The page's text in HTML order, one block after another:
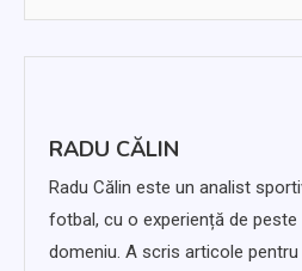
RADU CĂLIN
Radu Călin este un analist
fotbal, cu o experiență de peste
domeniu. A scris articole pentru